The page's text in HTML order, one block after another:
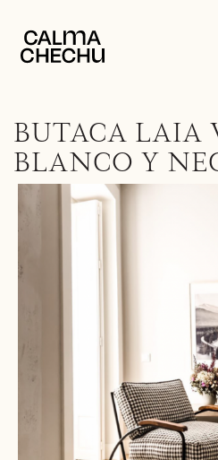
BUTACA LAIA
BLANCO Y